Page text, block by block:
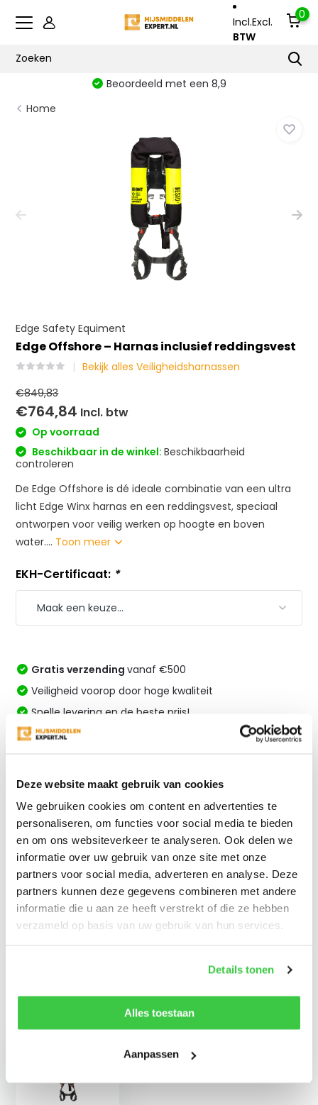
Deze website maakt gebruik van cookies
We gebruiken cookies om content en advertenties te
personaliseren, om functies voor social media te bieden
en om ons websiteverkeer te analyseren. Ook delen we
informatie over uw gebruik van onze site met onze
partners voor social media, adverteren en analyse. Deze
partners kunnen deze gegevens combineren met andere
informatie die u aan ze heeft verstrekt of die ze hebben
verzameld op basis van uw gebruik van hun services.
Details tonen
Alles toestaan
Aanpassen
Incl.Excl.
BTW
0
Beoordeeld met een 8,9
Home
Edge Safety Equiment
Edge Offshore – Harnas inclusief reddingsvest
Bekijk alles Veiligheidsharnassen
€849,83
€764,84 Incl. btw
Op voorraad
Beschikbaar in de winkel:Beschikbaarheid
controleren
De Edge Offshore is dé ideale combinatie van een ultra
licht Edge Winx harnas en een reddingsvest, speciaal
ontworpen voor veilig werken op hoogte en boven
water.... Toon meer
EKH-Certificaat: *
Gratis verzendingvanaf €500
Veiligheid voorop door hoge kwaliteit
Snelle levering en de beste prijs!
Altijd specialistisch advies
Productomschrijving
Specificaties
Reviews